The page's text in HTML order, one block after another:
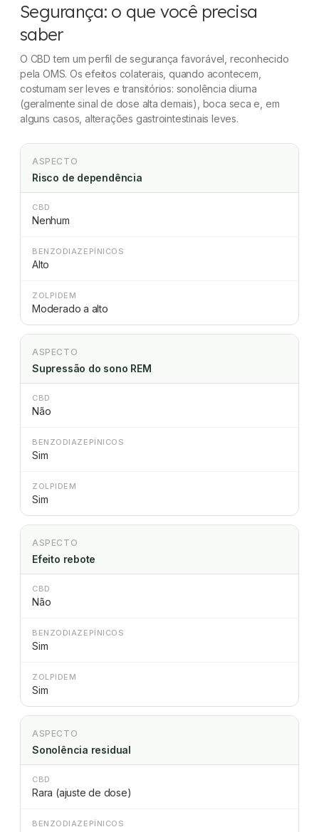
Segurança: o que você precisa
saber
O CBD tem um perfil de segurança favorável, reconhecido
pela OMS. Os efeitos colaterais, quando acontecem,
costumam ser leves e transitórios: sonolência diurna
(geralmente sinal de dose alta demais), boca seca e, em
alguns casos, alterações gastrointestinais leves.
ASPECTO
Risco de dependência
CBD
Nenhum
BENZODIAZEPÍNICOS
Alto
ZOLPIDEM
Moderado a alto
ASPECTO
Supressão do sono REM
CBD
Não
BENZODIAZEPÍNICOS
Sim
ZOLPIDEM
Sim
ASPECTO
Efeito rebote
CBD
Não
BENZODIAZEPÍNICOS
Sim
ZOLPIDEM
Sim
ASPECTO
Sonolência residual
CBD
Rara (ajuste de dose)
BENZODIAZEPÍNICOS